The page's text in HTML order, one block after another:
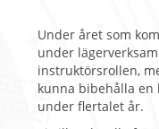
Under året som
under
instruktörsrollen,
kunna bibehålla
under flertalet år.